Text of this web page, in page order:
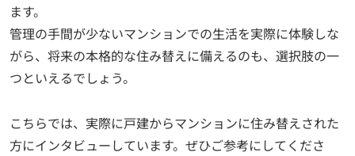
ます。
管理の手間が少ないマンションでの生活を実際に体験しな
がら、将来の本格的な住み替えに備えるのも、選択肢の一
つといえるでしょう。
こちらでは、実際に戸建からマンションに住み替えされた
方にインタビューしています。ぜひご参考にしてくださ